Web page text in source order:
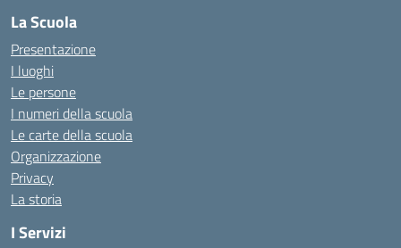
La Scuola
Presentazione
I luoghi
Le persone
I numeri della scuola
Le carte della scuola
Organizzazione
Privacy
La storia
I Servizi